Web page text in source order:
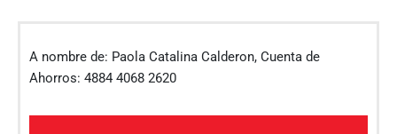
A nombre de: Paola Catalina Calderon, Cuenta de
Ahorros: 4884 4068 2620